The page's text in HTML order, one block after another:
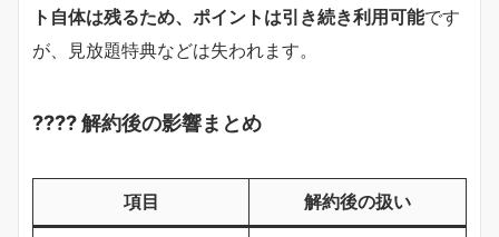
ト自体は残るため、ポイントは引き続き利用可能です
が、見放題特典などは失われます。
???? 解約後の影響まとめ
項目 解約後の扱い